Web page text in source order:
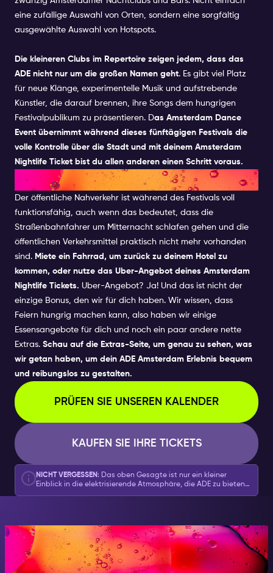
eine zufällige Auswahl von Orten, sondern eine sorgfältig
ausgewählte Auswahl von Hotspots.
Die kleineren Clubs im Repertoire zeigen jedem, dass das
ADE nicht nur um die großen Namen geht. Es gibt viel Platz
für neue Klänge, experimentelle Musik und aufstrebende
Künstler, die darauf brennen, ihre Songs dem hungrigen
Festivalpublikum zu präsentieren. Das Amsterdam Dance
Event übernimmt während dieses fünftägigen Festivals die
volle Kontrolle über die Stadt und mit deinem Amsterdam
Nightlife Ticket bist du allen anderen einen Schritt voraus.
PRAKTISCHE INFOS X ADE
Der öffentliche Nahverkehr ist während des Festivals voll
funktionsfähig, auch wenn das bedeutet, dass die
Straßenbahnfahrer um Mitternacht schlafen gehen und die
öffentlichen Verkehrsmittel praktisch nicht mehr vorhanden
sind. Miete ein Fahrrad, um zurück zu deinem Hotel zu
kommen, oder nutze das Uber-Angebot deines Amsterdam
Nightlife Tickets. Uber-Angebot? Ja! Und das ist nicht der
einzige Bonus, den wir für dich haben. Wir wissen, dass
Feiern hungrig machen kann, also haben wir einige
Essensangebote für dich und noch ein paar andere nette
Extras. Schau auf die Extras-Seite, um genau zu sehen, was
wir getan haben, um dein ADE Amsterdam Erlebnis bequem
und reibungslos zu gestalten.
PRÜFEN SIE UNSEREN KALENDER
KAUFEN SIE IHRE TICKETS
NICHT VERGESSEN : Das oben Gesagte ist nur ein kleiner
Einblick in die elektrisierende Atmosphäre, die ADE zu bieten
IN DER NACHT, SEI JEMAND
BESONDERES